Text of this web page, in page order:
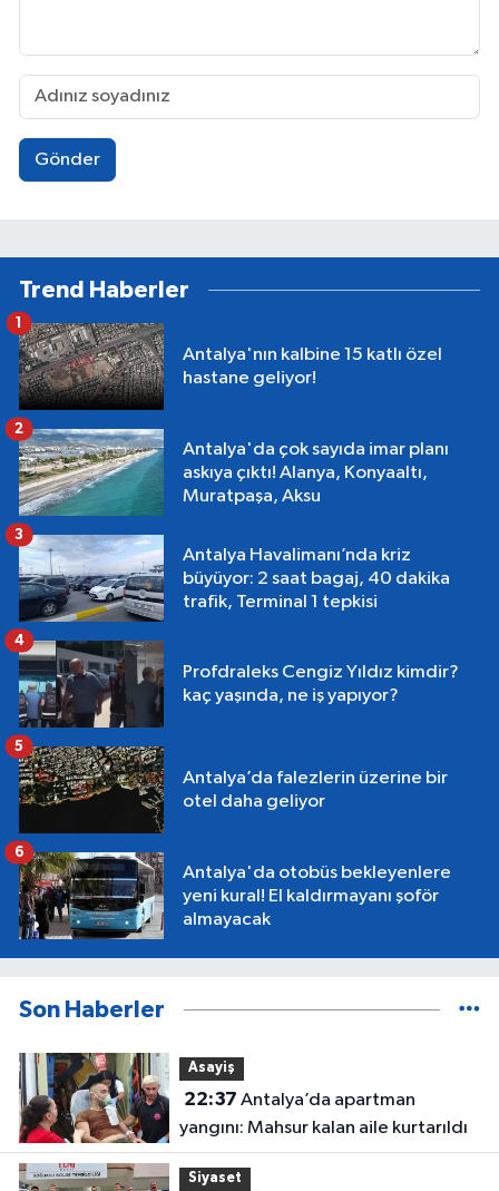
Gönder
Trend Haberler
Antalya'nın kalbine 15 katlı özel
hastane geliyor!
1
Antalya'da çok sayıda imar planı
askıya çıktı! Alanya, Konyaaltı,
Muratpaşa, Aksu
2
Antalya Havalimanı’nda kriz
büyüyor: 2 saat bagaj, 40 dakika
trafik, Terminal 1 tepkisi
3
Profdraleks Cengiz Yıldız kimdir?
kaç yaşında, ne iş yapıyor?
4
Antalya’da falezlerin üzerine bir
otel daha geliyor
5
Antalya'da otobüs bekleyenlere
yeni kural! El kaldırmayanı şoför
almayacak
6
Son Haberler
Asayiş
22:37
yangını: Mahsur kalan aile kurtarıldı
Siyaset